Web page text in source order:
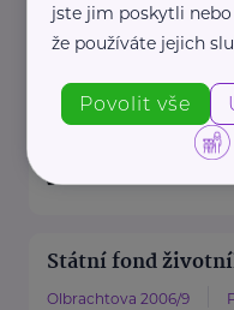
Loretánské náměstí 5
https://
Státní fond
Olbrachtova 2006/9
jste jim poskytli
že používáte jejich
Povolit vše